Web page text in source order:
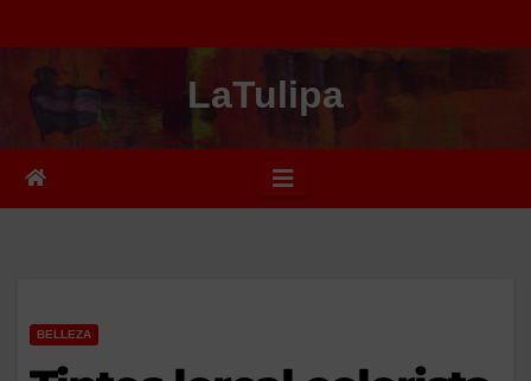
al
contenido
LaTulipa
BELLEZA